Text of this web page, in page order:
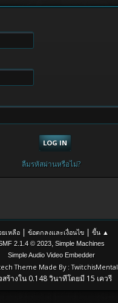
ลืมรหัสผ่านหรือไม่?
เหลือ | ข้อตกลงและเงื่อนไข | ขึ้น ▲
2.1.4 © 2023, Simple Machines
Simple Audio Video Embedder
Theme Made By : TwitchisMental
สร้างใน 0.148 วินาทีโดยมี 15 เควรี